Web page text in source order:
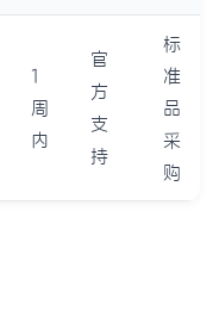
1
周
内
官
方
支
持
标
准
品
采
购